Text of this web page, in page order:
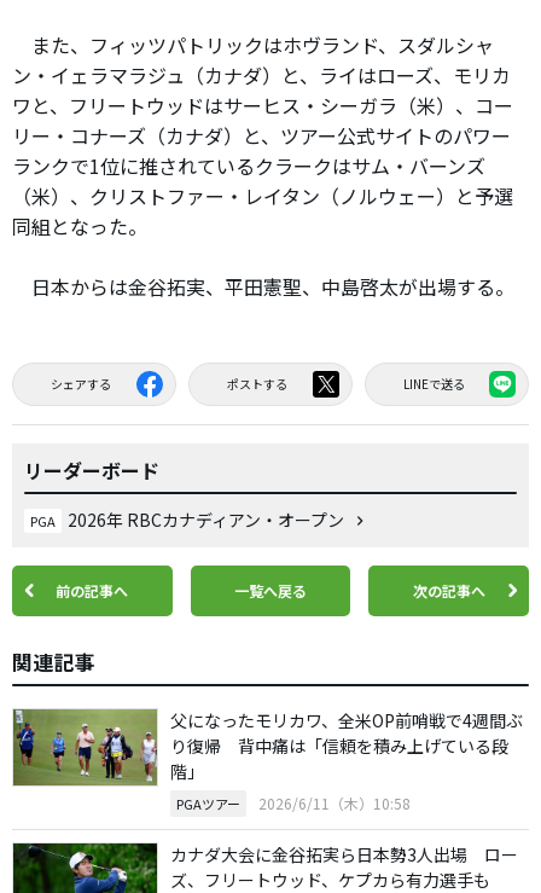
また、フィッツパトリックはホヴランド、スダルシャ
ン・イェラマラジュ（カナダ）と、ライはローズ、モリカ
ワと、フリートウッドはサーヒス・シーガラ（米）、コー
リー・コナーズ（カナダ）と、ツアー公式サイトのパワー
ランクで1位に推されているクラークはサム・バーンズ
（米）、クリストファー・レイタン（ノルウェー）と予選
同組となった。
日本からは金谷拓実、平田憲聖、中島啓太が出場する。
シェアする ポストする LINEで送る
リーダーボード
PGA 2026年 RBCカナディアン・オープン
前の記事へ 一覧へ戻る 次の記事へ
関連記事
父になったモリカワ、全米OP前哨戦で4週間ぶ
り復帰 背中痛は「信頼を積み上げている段
階」
PGAツアー 2026/6/11（木）10:58
カナダ大会に金谷拓実ら日本勢3人出場 ロー
ズ、フリートウッド、ケプカら有力選手も